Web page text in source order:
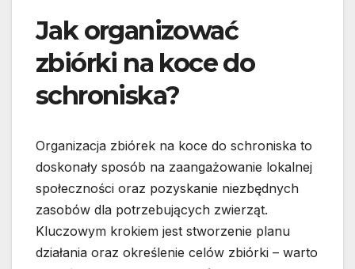
Jak organizować
zbiórki na koce do
schroniska?
Organizacja zbiórek na koce do schroniska to
doskonały sposób na zaangażowanie lokalnej
społeczności oraz pozyskanie niezbędnych
zasobów dla potrzebujących zwierząt.
Kluczowym krokiem jest stworzenie planu
działania oraz określenie celów zbiórki – warto